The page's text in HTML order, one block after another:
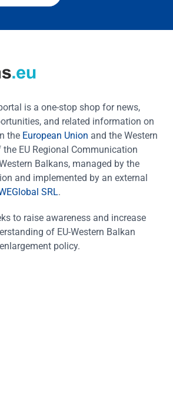
is a one-stop shop for news,
and related information on
the European Union and the Western
EU Regional Communication
Balkans, managed by the
and implemented by an external
SRL.
to raise awareness and increase
of EU-Western Balkan
policy.